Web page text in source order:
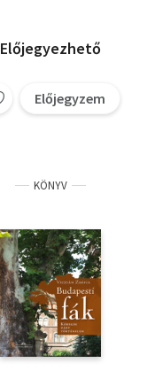
Előjegyezhető
Előjegyzem
KÖNYV